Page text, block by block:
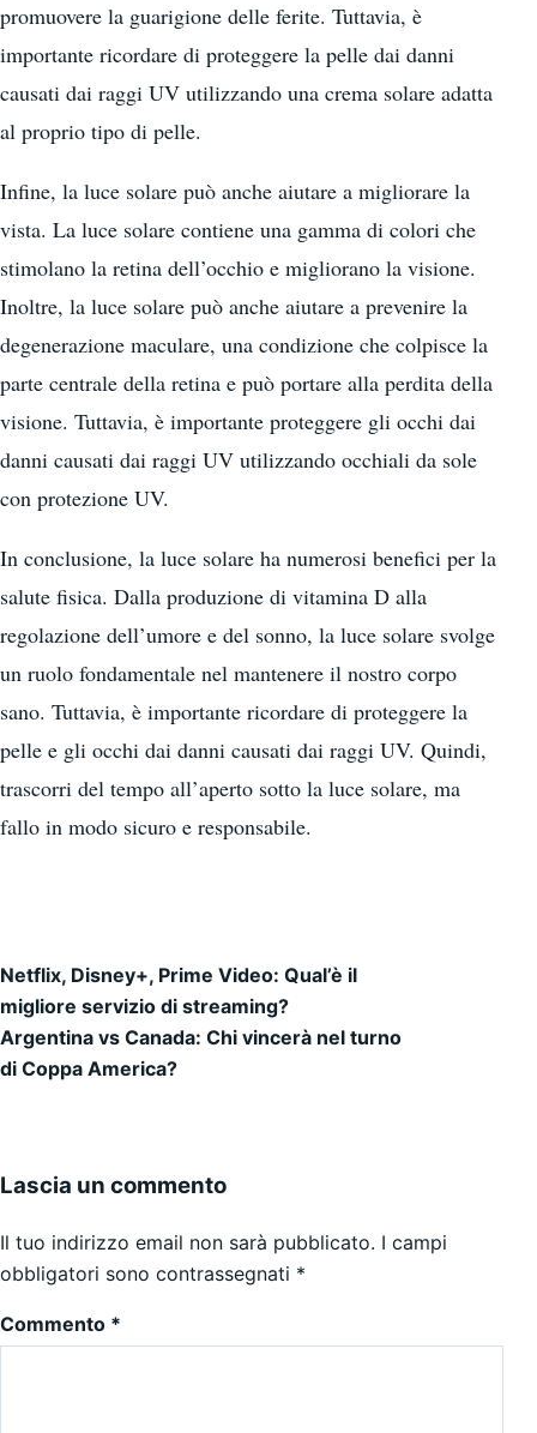
promuovere la guarigione delle ferite. Tuttavia, è
importante ricordare di proteggere la pelle dai danni
causati dai raggi UV utilizzando una crema solare adatta
al proprio tipo di pelle.
Infine, la luce solare può anche aiutare a migliorare la
vista. La luce solare contiene una gamma di colori che
stimolano la retina dell’occhio e migliorano la visione.
Inoltre, la luce solare può anche aiutare a prevenire la
degenerazione maculare, una condizione che colpisce la
parte centrale della retina e può portare alla perdita della
visione. Tuttavia, è importante proteggere gli occhi dai
danni causati dai raggi UV utilizzando occhiali da sole
con protezione UV.
In conclusione, la luce solare ha numerosi benefici per la
salute fisica. Dalla produzione di vitamina D alla
regolazione dell’umore e del sonno, la luce solare svolge
un ruolo fondamentale nel mantenere il nostro corpo
sano. Tuttavia, è importante ricordare di proteggere la
pelle e gli occhi dai danni causati dai raggi UV. Quindi,
trascorri del tempo all’aperto sotto la luce solare, ma
fallo in modo sicuro e responsabile.
Navigazione articoli
Netflix, Disney+, Prime Video: Qual’è il
migliore servizio di streaming?
Argentina vs Canada: Chi vincerà nel turno
di Coppa America?
Lascia un commento
Il tuo indirizzo email non sarà pubblicato. I campi
obbligatori sono contrassegnati *
Commento *